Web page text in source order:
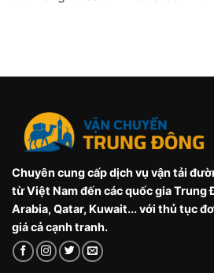
Chuyên cung cấp dịch vụ vận tải
từ Việt Nam đến các quốc gia Trung
Arabia, Qatar, Kuwait... với thủ tục
giá cả cạnh tranh.